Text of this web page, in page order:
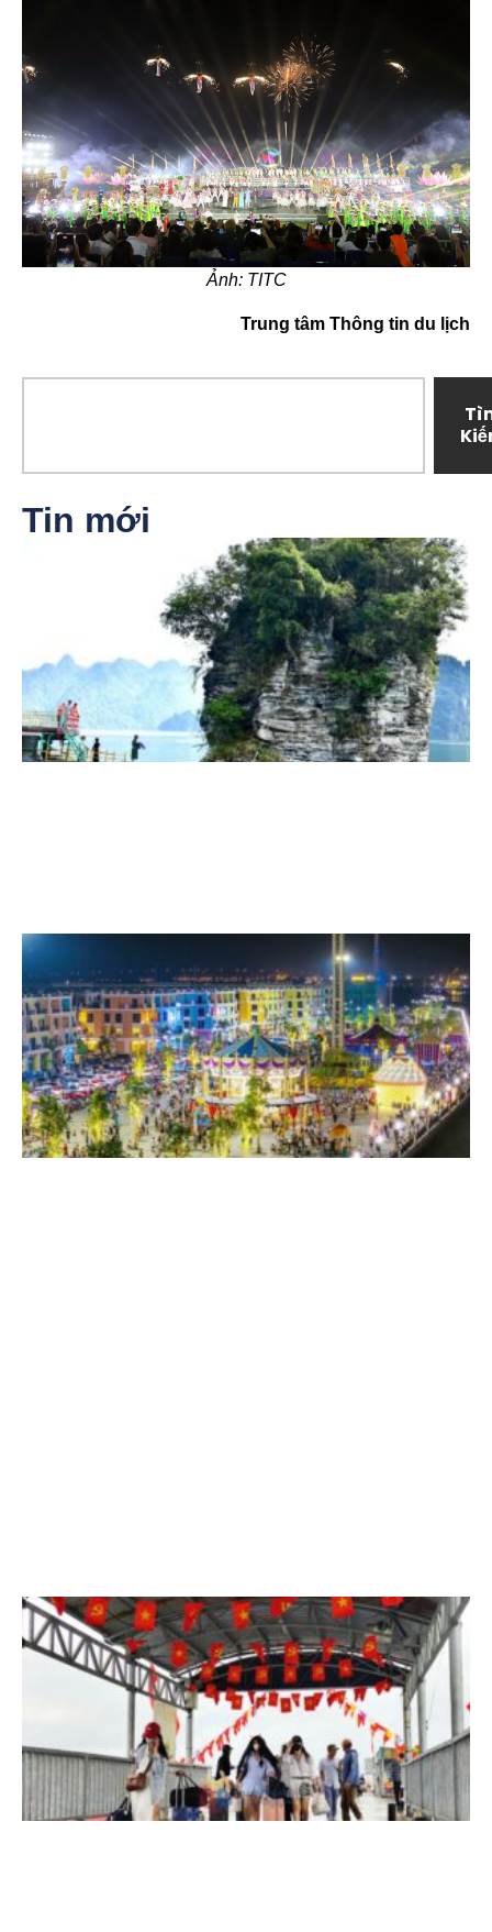
Ảnh: TITC
Trung tâm Thông tin du lịch
Tin mới